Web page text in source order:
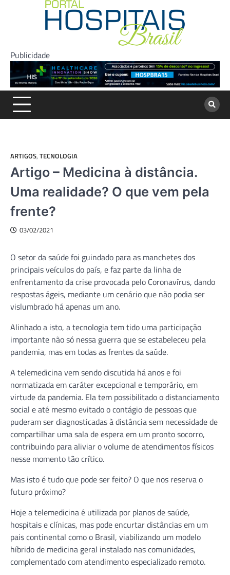
Publicidade
ARTIGOS, TECNOLOGIA
Artigo – Medicina à distância.
Uma realidade? O que vem pela
frente?
03/02/2021
O setor da saúde foi guindado para as manchetes dos
principais veículos do país, e faz parte da linha de
enfrentamento da crise provocada pelo Coronavírus, dando
respostas ágeis, mediante um cenário que não podia ser
vislumbrado há apenas um ano.
Alinhado a isto, a tecnologia tem tido uma participação
importante não só nessa guerra que se estabeleceu pela
pandemia, mas em todas as frentes da saúde.
A telemedicina vem sendo discutida há anos e foi
normatizada em caráter excepcional e temporário, em
virtude da pandemia. Ela tem possibilitado o distanciamento
social e até mesmo evitado o contágio de pessoas que
puderam ser diagnosticadas à distância sem necessidade de
compartilhar uma sala de espera em um pronto socorro,
contribuindo para aliviar o volume de atendimentos físicos
nesse momento tão crítico.
Mas isto é tudo que pode ser feito? O que nos reserva o
futuro próximo?
Hoje a telemedicina é utilizada por planos de saúde,
hospitais e clínicas, mas pode encurtar distâncias em um
pais continental como o Brasil, viabilizando um modelo
híbrido de medicina geral instalado nas comunidades,
complementado com atendimento especializado remoto.